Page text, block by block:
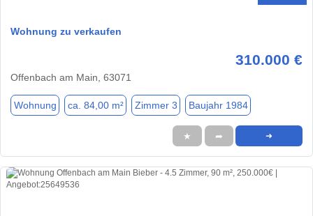
Wohnung zu verkaufen
310.000 €
Offenbach am Main, 63071
Wohnung ca. 84,00 m² Zimmer 3 Baujahr 1984
★ ➦ ➜